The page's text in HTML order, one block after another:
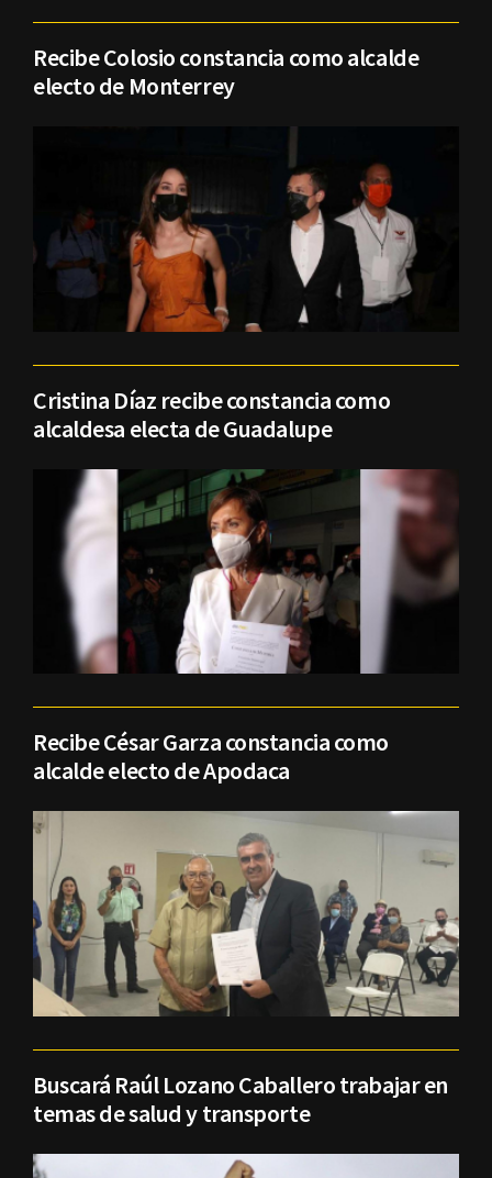
Recibe Colosio constancia como alcalde
electo de Monterrey
Cristina Díaz recibe constancia como
alcaldesa electa de Guadalupe
Recibe César Garza constancia como
alcalde electo de Apodaca
Buscará Raúl Lozano Caballero trabajar en
temas de salud y transporte